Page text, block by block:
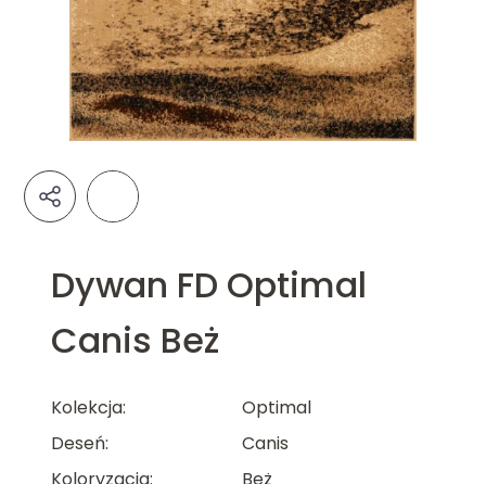
Dywan FD Optimal
Canis Beż
Kolekcja
Optimal
Deseń
Canis